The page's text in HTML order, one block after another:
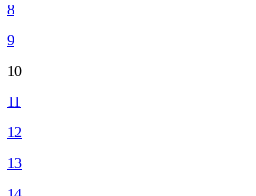
8
9
10
11
12
13